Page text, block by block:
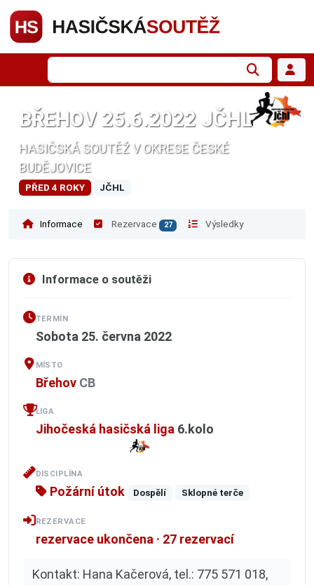
BŘEHOV 25.6.2022 JČHL
HASIČSKÁ SOUTĚŽ V OKRESE ČESKÉ
BUDĚJOVICE
PŘED 4 ROKY JČHL
Informace Rezervace 27 Výsledky
Informace o soutěži
TERMÍN
Sobota 25. června 2022
MÍSTO
Břehov CB
LIGA
Jihočeská hasičská liga 6.kolo
DISCIPLÍNA
Požární útok Dospělí Sklopné terče
REZERVACE
rezervace ukončena · 27 rezervací
Kontakt: Hana Kačerová, tel.: 775 571 018,